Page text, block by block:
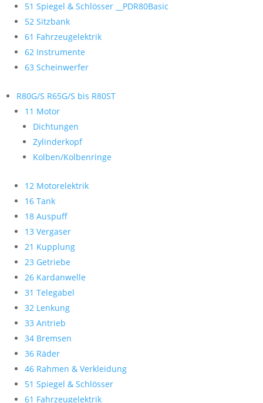
51 Spiegel & Schlösser __PDR80Basic
52 Sitzbank
61 Fahrzeugelektrik
62 Instrumente
63 Scheinwerfer
R80G/S R65G/S bis R80ST
11 Motor
Dichtungen
Zylinderkopf
Kolben/Kolbenringe
12 Motorelektrik
16 Tank
18 Auspuff
13 Vergaser
21 Kupplung
23 Getriebe
26 Kardanwelle
31 Telegabel
32 Lenkung
33 Antrieb
34 Bremsen
36 Räder
46 Rahmen & Verkleidung
51 Spiegel & Schlösser
61 Fahrzeugelektrik